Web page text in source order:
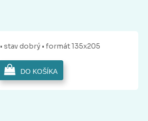
• stav dobrý • formát 135x205
DO KOŠÍKA